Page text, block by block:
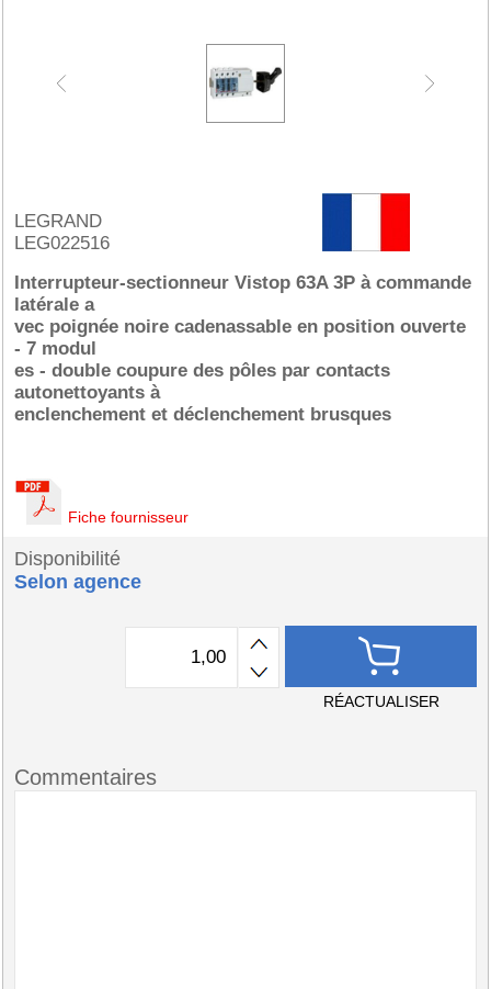
LEGRAND
LEG022516
Interrupteur-sectionneur Vistop 63A 3P à commande
latérale a
vec poignée noire cadenassable en position ouverte
- 7 modul
es - double coupure des pôles par contacts
autonettoyants à
enclenchement et déclenchement brusques
Fiche fournisseur
Disponibilité
Selon agence
RÉACTUALISER
Commentaires